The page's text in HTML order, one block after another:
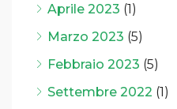
Aprile 2023 (1)
Marzo 2023 (5)
Febbraio 2023 (5)
Settembre 2022 (1)